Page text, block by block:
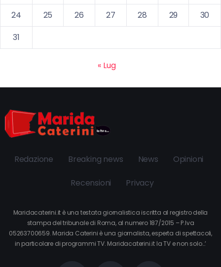
24
25 26 27 28 29
30
31
« Lug
Redazione Breaking news News Opinioni
Recensioni Privacy
Maridacaterini.it è una testata giornalistica iscritta al registro della
stampa del tribunale di Roma, al numero 187/2015 – P.Iva
05263700659. Marida Caterini è una giornalista, esperta di spettacoli,
in particolare di programmi TV. Maridacaterini.it la TV e non solo…’